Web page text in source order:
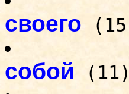
своего
собой